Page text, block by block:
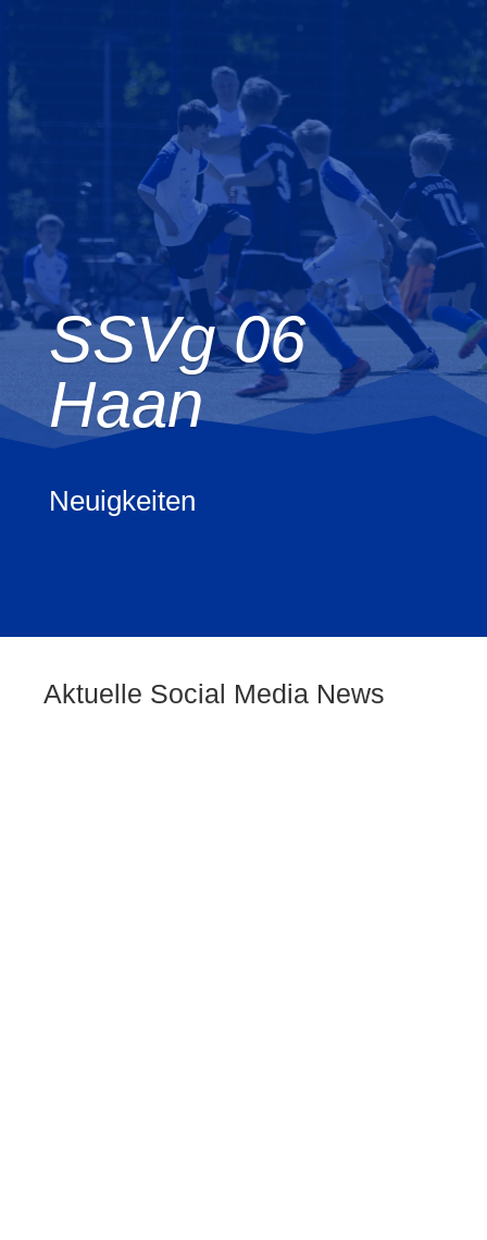
auf halber Strecke zwischen
Düsseldorf und Wuppertal im Bergischen
Land am Übergang zur Niederrheinischen
Bucht. Kommt vorbei.
Einfach.Besser.Fussball
SSVg 06
Haan
Neuigkeiten
Aktuelle Social Media News